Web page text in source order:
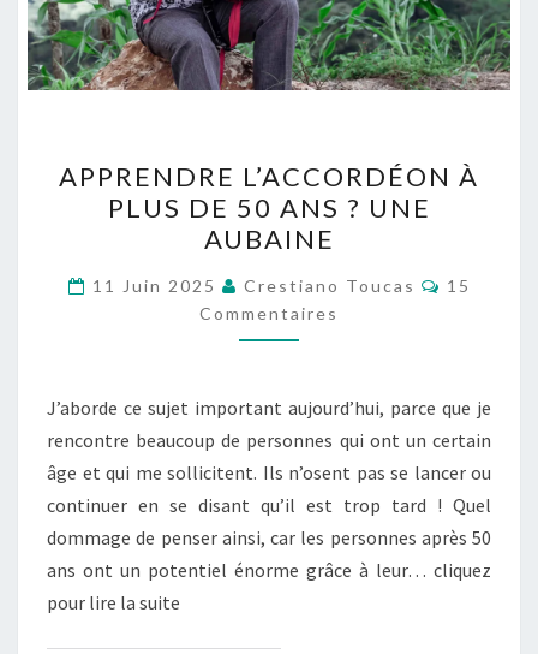
L’ACCORDÉON
À
PLUS
DE
50
ANS
UNE
AUBAINE
APPRENDRE L’ACCORDÉON À
PLUS DE 50 ANS ? UNE
AUBAINE
11 Juin 2025 Crestiano Toucas
15
Commentaires
J’aborde ce sujet important aujourd’hui, parce que je
rencontre beaucoup de personnes qui ont un certain
âge et qui me sollicitent. Ils n’osent pas se lancer ou
continuer en se disant qu’il est trop tard ! Quel
dommage de penser ainsi, car les personnes après 50
ans ont un potentiel énorme grâce à leur… cliquez
pour lire la suite